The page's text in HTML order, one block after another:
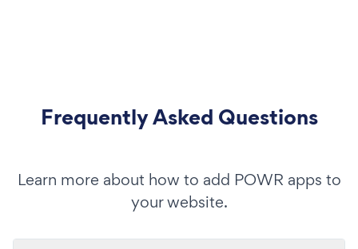
Frequently Asked Questions
Learn more about how to add POWR apps to
your website.